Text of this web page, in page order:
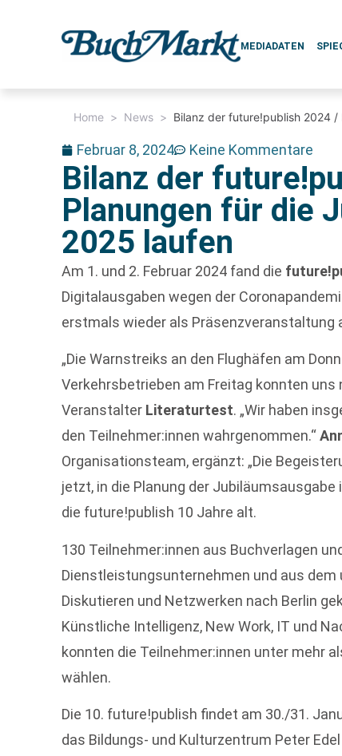
MEDIADATEN
Home > News > Bilanz der future!publish 2024
Februar 8, 2024 Keine Kommentare
Bilanz der
Planungen für die
2025 laufen
Am 1. und 2. Februar 2024 fand die
Digitalausgaben wegen der
erstmals wieder als Präsenzveranstaltung
„Die Warnstreiks an den Flughäfen am
Verkehrsbetrieben am Freitag konnten uns
Veranstalter Literaturtest. „Wir haben
den Teilnehmer:innen wahrgenommen.“
Organisationsteam, ergänzt: „Die
jetzt, in die Planung der
die future!publish 10 Jahre alt.
130 Teilnehmer:innen aus Buchverlagen
Dienstleistungsunternehmen und aus
Diskutieren und Netzwerken nach Berlin
Künstliche Intelligenz, New Work, IT und
konnten die Teilnehmer:innen unter mehr
wählen.
Die 10. future!publish findet am 30./31.
das Bildungs- und Kulturzentrum Peter